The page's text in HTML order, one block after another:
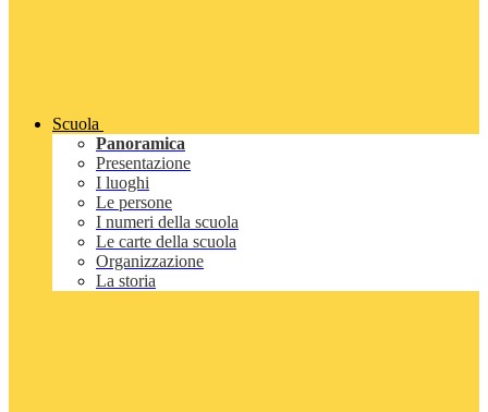
Scuola
Panoramica
Presentazione
I luoghi
Le persone
I numeri della scuola
Le carte della scuola
Organizzazione
La storia